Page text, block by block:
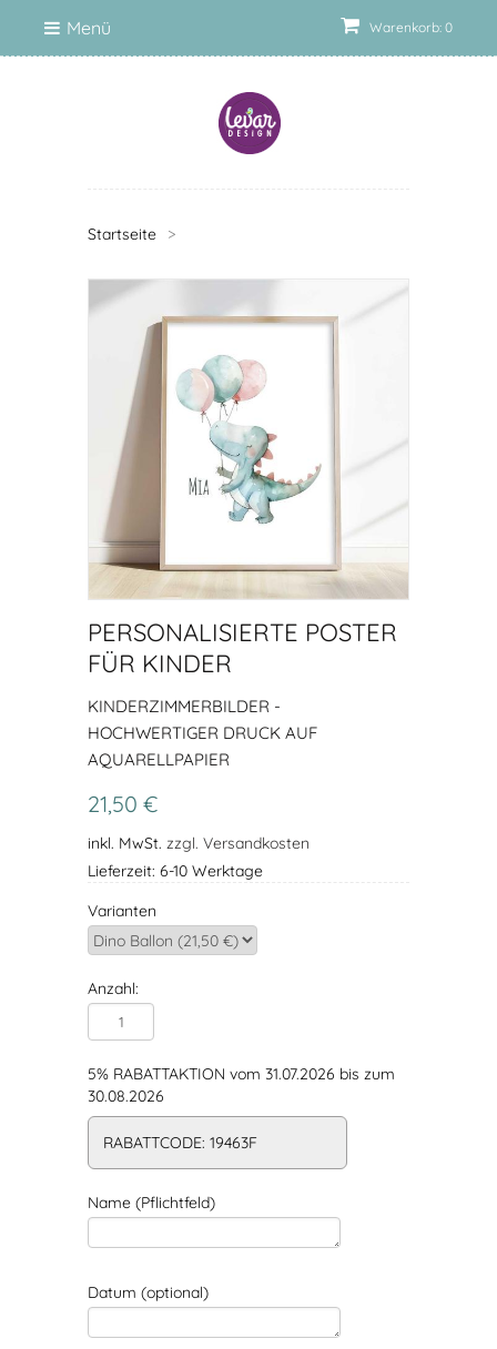
Warenkorb: 0
Menü
Startseite >
PERSONALISIERTE POSTER
FÜR KINDER
KINDERZIMMERBILDER -
HOCHWERTIGER DRUCK AUF
AQUARELLPAPIER
21,50 €
inkl. MwSt. zzgl. Versandkosten
Lieferzeit: 6-10 Werktage
Varianten
Anzahl:
5% RABATTAKTION vom 31.07.2026 bis zum
30.08.2026
RABATTCODE: 19463F
Name (Pflichtfeld)
Datum (optional)